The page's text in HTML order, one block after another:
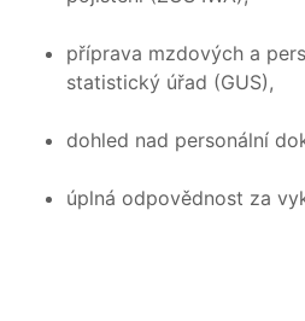
příprava mzdových a
statistický úřad (GUS),
dohled nad personální
úplná odpovědnost za